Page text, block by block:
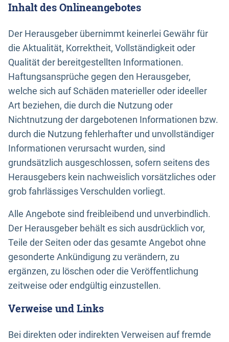
Inhalt des Onlineangebotes
Der Herausgeber übernimmt keinerlei Gewähr für
die Aktualität, Korrektheit, Vollständigkeit oder
Qualität der bereitgestellten Informationen.
Haftungsansprüche gegen den Herausgeber,
welche sich auf Schäden materieller oder ideeller
Art beziehen, die durch die Nutzung oder
Nichtnutzung der dargebotenen Informationen bzw.
durch die Nutzung fehlerhafter und unvollständiger
Informationen verursacht wurden, sind
grundsätzlich ausgeschlossen, sofern seitens des
Herausgebers kein nachweislich vorsätzliches oder
grob fahrlässiges Verschulden vorliegt.
Alle Angebote sind freibleibend und unverbindlich.
Der Herausgeber behält es sich ausdrücklich vor,
Teile der Seiten oder das gesamte Angebot ohne
gesonderte Ankündigung zu verändern, zu
ergänzen, zu löschen oder die Veröffentlichung
zeitweise oder endgültig einzustellen.
Verweise und Links
Bei direkten oder indirekten Verweisen auf fremde